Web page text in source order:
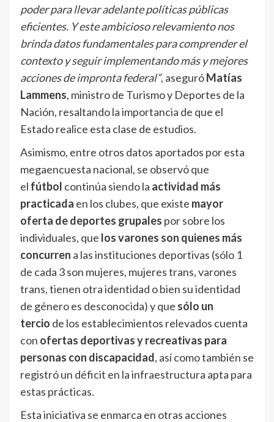
poder para llevar adelante políticas públicas
eficientes. Y este ambicioso relevamiento nos
brinda datos fundamentales para comprender el
contexto y seguir implementando más y mejores
acciones de impronta federal”, aseguróMatías
Lammens, ministro de Turismo y Deportes de la
Nación, resaltando la importancia de que el
Estado realice esta clase de estudios.
Asimismo, entre otros datos aportados por esta
megaencuesta nacional, se observó que
el fútbol continúa siendo la actividad más
practicada en los clubes, que existe mayor
oferta de deportes grupales por sobre los
individuales, que los varones son quienes más
concurren a las instituciones deportivas (sólo 1
de cada 3 son mujeres, mujeres trans, varones
trans, tienen otra identidad o bien su identidad
de género es desconocida) y que sólo un
tercio de los establecimientos relevados cuenta
con ofertas deportivas y recreativas para
personas con discapacidad, así como también se
registró un déficit en la infraestructura apta para
estas prácticas.
Esta iniciativa se enmarca en otras acciones